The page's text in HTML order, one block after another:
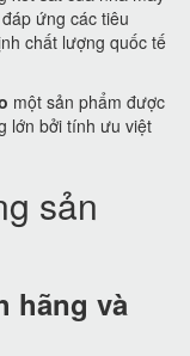
ứng các tiêu
chất lượng quốc tế
một sản phẩm được
lớn bởi tính ưu việt
sản
hãng và